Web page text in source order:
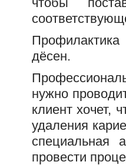
Профилактика
дёсен.
нужно
клиент хочет,
удаления
специальная
провести